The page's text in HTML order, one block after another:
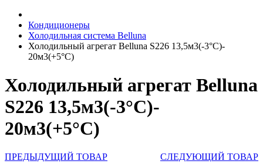
Кондиционеры
Холодильная система Belluna
Холодильный агрегат Belluna S226 13,5м3(-3°C)-
20м3(+5°C)
Холодильный агрегат Belluna
S226 13,5м3(-3°C)-
20м3(+5°C)
ПРЕДЫДУЩИЙ ТОВАР
СЛЕДУЮЩИЙ ТОВАР